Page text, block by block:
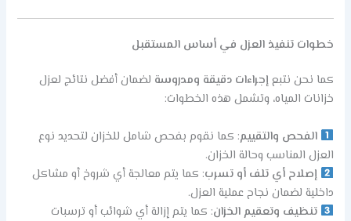
خطوات تنفيذ العزل في أساس المستقبل
كما نحن نتبعإجراءات دقيقة ومدروسة لضمان أفضل نتائج لعزل
خزانات المياه، وتشمل هذه الخطوات:
الفحص والتقييم: كما نقوم بفحص شامل للخزان لتحديد نوع
العزل المناسب وحالة الخزان.
إصلاح أي تلف أو تسرب: كما يتم معالجة أي شروخ أو مشاكل
داخلية لضمان نجاح عملية العزل.
تنظيف وتعقيم الخزان: كما يتم إزالة أي شوائب أو ترسبات